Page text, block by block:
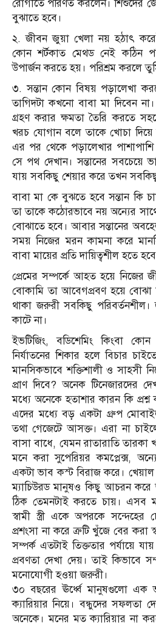
রোগীতে পরিণত করলেন। শিশুদের
বুঝাতে হবে।
২. জীবন জুয়া খেলা নয় হঠাৎ
কোন শর্টকাত মেথড নেই কঠিন
উপার্জন করতে হয়। পরিশ্রম করলে
৩. সন্তান কোন বিষয় পড়ালেখা
তাগিদটা কখনো বাবা মা দিবেন না।
গ্রহণ করার ক্ষমতা তৈরি করতে
খরচ যোগান বলে তাকে খোচা
এর পর থেকে পড়ালেখার
সে পথ দেখান। সন্তানের সবচেয়ে
যায় সবকিছু শেয়ার করে তখন
বাবা মা কে বুঝতে হবে সন্তান কি
তা তাকে কঠোরভাবে নয় অন্যের
বোঝাতে হবে। আবার সন্তানের
সময় নিজের মরন কামনা করে
বাবা মায়ের প্রতি দায়িত্বশীল হতে
প্রেমের সম্পর্কে আহত হয়ে নিজের
বোকামি তা আবেগপ্রবণ হয়ে
থাকা জরুরী সবকিছু
কাটে না।
ইভটিজিং, বডিশেমিং কিংবা কোন
নির্যাতনের শিকার হলে বিচার
মানসিকভাবে শক্তিশালী ও সাহসী
প্রাণ দিবে? অনেক টিনেজারদের
মধ্যে অনেকে হতাশার কারন কি প্রশ্ন
এদের মধ্যে বড় একটা গ্রুপ
তথা গেজেটে আসক্ত। এরা না
বাসা বাধে, যেমন রাতারাতি তারকা
মনে করা সুপেরিয়র কমপ্লেক্স,
একটা ভাব কস্ট বিরাজ করে।
ম্যাচিউরড মানুষও কিছু আচরন করে
ঠিক তেমনটাই করতে চায়। এসব
স্বামী স্ত্রী একে অপরকে
প্রশংসা না করে ত্রুটি খুঁজে বের
সম্পর্ক এতটাই তিক্ততার পর্যায়ে
প্রবণতা দেখা দেয়। তাই কিভাবে
মনোযোগী হওয়া জরুরী।
৩০ বছরের ঊর্ধ্বে মানুষগুলো এক
ক্যারিয়ার নিয়ে। বন্ধুদের সফলতা
অনেকে। মনের মত ক্যারিয়ার না